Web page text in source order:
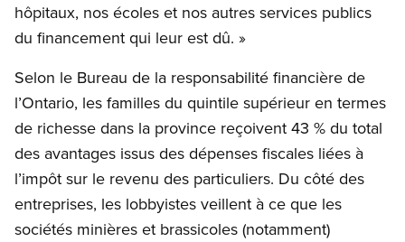
hôpitaux, nos écoles et nos autres services publics
du financement qui leur est dû. »
Selon le Bureau de la responsabilité financière de
l’Ontario, les familles du quintile supérieur en termes
de richesse dans la province reçoivent 43 % du total
des avantages issus des dépenses fiscales liées à
l’impôt sur le revenu des particuliers. Du côté des
entreprises, les lobbyistes veillent à ce que les
sociétés minières et brassicoles (notamment)